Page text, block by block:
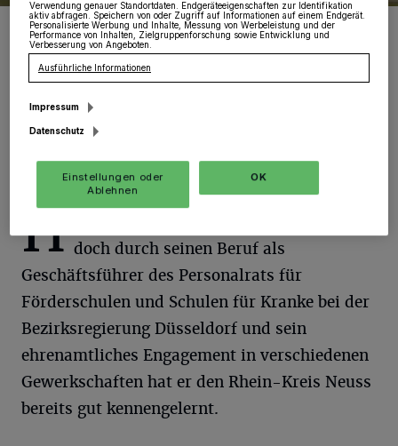
Philipp Einfalt (SPD) möchte für seinen Wahlkreis, zu dem auch
Jüchen gehört, in den Bundestag einziehen.
Foto: Kurier-Verlag GmbH/Hanna Loll
Von Hanna Loll
H doch durch seinen Beruf als
Geschäftsführer des Personalrats für
Förderschulen und Schulen für Kranke bei der
Bezirksregierung Düsseldorf und sein
ehrenamtliches Engagement in verschiedenen
Gewerkschaften hat er den Rhein-Kreis Neuss
bereits gut kennengelernt.
Verwendung genauer Standortdaten. Endgeräteeigenschaften zur Identifikation
aktiv abfragen. Speichern von oder Zugriff auf Informationen auf einem Endgerät.
Personalisierte Werbung und Inhalte, Messung von Werbeleistung und der
Performance von Inhalten, Zielgruppenforschung sowie Entwicklung und
Verbesserung von Angeboten.
Ausführliche Informationen
Impressum
Datenschutz
Einstellungen oder
Ablehnen
OK